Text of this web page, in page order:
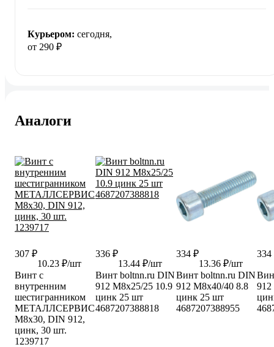
Курьером: сегодня,
от 290 ₽
Аналоги
307 ₽
10.23 ₽/шт
Винт с
внутренним
шестигранником
МЕТАЛЛСЕРВИС
М8x30, DIN 912,
цинк, 30 шт.
1239717
336 ₽
13.44 ₽/шт
Винт boltnn.ru DIN
912 М8х25/25 10.9
цинк 25 шт
4687207388818
334 ₽
13.36 ₽/шт
Винт boltnn.ru DIN
912 М8х40/40 8.8
цинк 25 шт
4687207388955
334